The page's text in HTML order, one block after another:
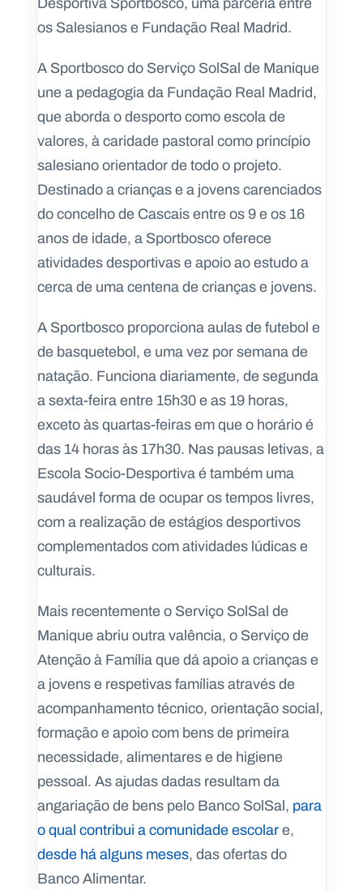
os Salesianos e Fundação Real Madrid.
A Sportbosco do Serviço SolSal de Manique
une a pedagogia da Fundação Real Madrid,
que aborda o desporto como escola de
valores, à caridade pastoral como princípio
salesiano orientador de todo o projeto.
Destinado a crianças e a jovens carenciados
do concelho de Cascais entre os 9 e os 16
anos de idade, a Sportbosco oferece
atividades desportivas e apoio ao estudo a
cerca de uma centena de crianças e jovens.
A Sportbosco proporciona aulas de futebol e
de basquetebol, e uma vez por semana de
natação. Funciona diariamente, de segunda
a sexta-feira entre 15h30 e as 19 horas,
exceto às quartas-feiras em que o horário é
das 14 horas às 17h30. Nas pausas letivas, a
Escola Socio-Desportiva é também uma
saudável forma de ocupar os tempos livres,
com a realização de estágios desportivos
complementados com atividades lúdicas e
culturais.
Mais recentemente o Serviço SolSal de
Manique abriu outra valência, o Serviço de
Atenção à Família que dá apoio a crianças e
a jovens e respetivas famílias através de
acompanhamento técnico, orientação social,
formação e apoio com bens de primeira
necessidade, alimentares e de higiene
pessoal. As ajudas dadas resultam da
angariação de bens pelo Banco SolSal, para
o qual contribui a comunidade escolare,
desde há alguns meses, das ofertas do
Banco Alimentar.